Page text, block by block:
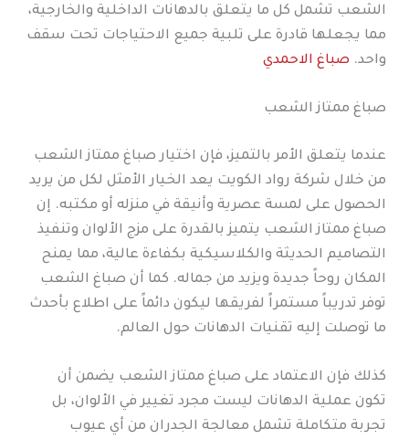
الشعب تشمل كل ما يتعلق بالدهانات الداخلية والخارجية،
مما يجعلها قادرة على تلبية جميع الاحتياجات تحت سقف
واحد. صباغ الاحمدي
صباغ ممتاز الشعب
عندما يتعلق الأمر بالتميز، فإن اختيار صباغ ممتاز الشعب
من خلال شركة رواد الكويت يعد الخيار الأمثل لكل من يريد
الحصول على لمسة عصرية وأنيقة في منزله أو مكتبه. إن
صباغ ممتاز الشعب يتميز بالقدرة على مزج الألوان وتنفيذ
التصاميم الحديثة والكلاسيكية بكفاءة عالية، مما يمنح
المكان روحاً جديدة ويزيد من جماله. كما أن صباغ الشعب
توفر تدريباً مستمراً لفريقها ليكون دائماً على اطلاع بأحدث
ما توصلت إليه تقنيات الدهانات حول العالم.
كذلك فإن الاعتماد على صباغ ممتاز الشعب يضمن أن
تكون عملية الدهانات ليست مجرد تغيير في الألوان، بل
تجربة متكاملة تشمل معالجة الجدران من أي عيوب